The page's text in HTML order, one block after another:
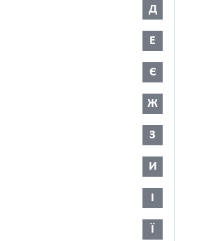
Д
Е
Є
Ж
З
И
І
Ї